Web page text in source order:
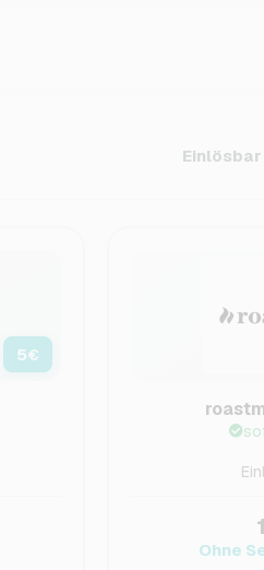
Einlösbar
5€
Ohne